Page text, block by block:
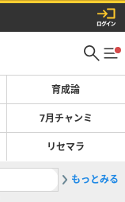
育成論
7月チャンミ
リセマラ
2最強キ
もっとみる